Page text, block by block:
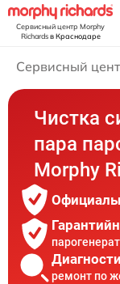
Сервисный центр Morphy
Richardsв Краснодаре
Сервисный
Чистка
пара
Morphy
ремонт по